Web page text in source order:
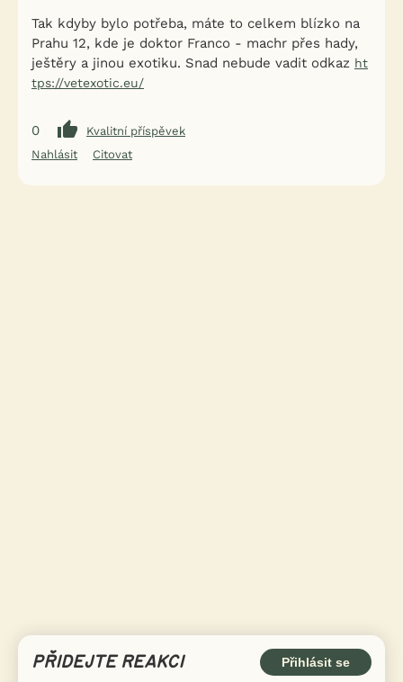
Tak kdyby bylo potřeba, máte to celkem blízko na
Prahu 12, kde je doktor Franco - machr přes hady,
ještěry a jinou exotiku. Snad nebude vadit odkaz ht
tps://vetexotic.eu/
0
Kvalitní příspěvek
Nahlásit
Citovat
PŘIDEJTE REAKCI Přihlásit se